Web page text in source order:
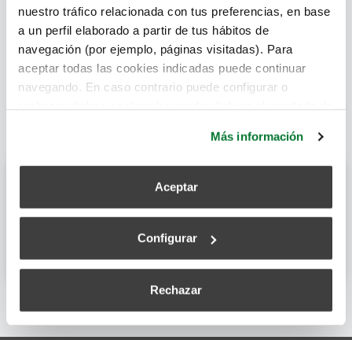
nuestro tráfico relacionada con tus preferencias, en base
a un perfil elaborado a partir de tus hábitos de
navegación (por ejemplo, páginas visitadas). Para
aceptar todas las cookies indicadas puede continuar
navegando. En caso contrario puede configurar o
Más información
Aceptar
Configurar
Rechazar
Familia:
BOCAS EXTRACCIÓN
Subfamilia:
FIJACIONES Y ACCESORIOS
Ficha Técnica